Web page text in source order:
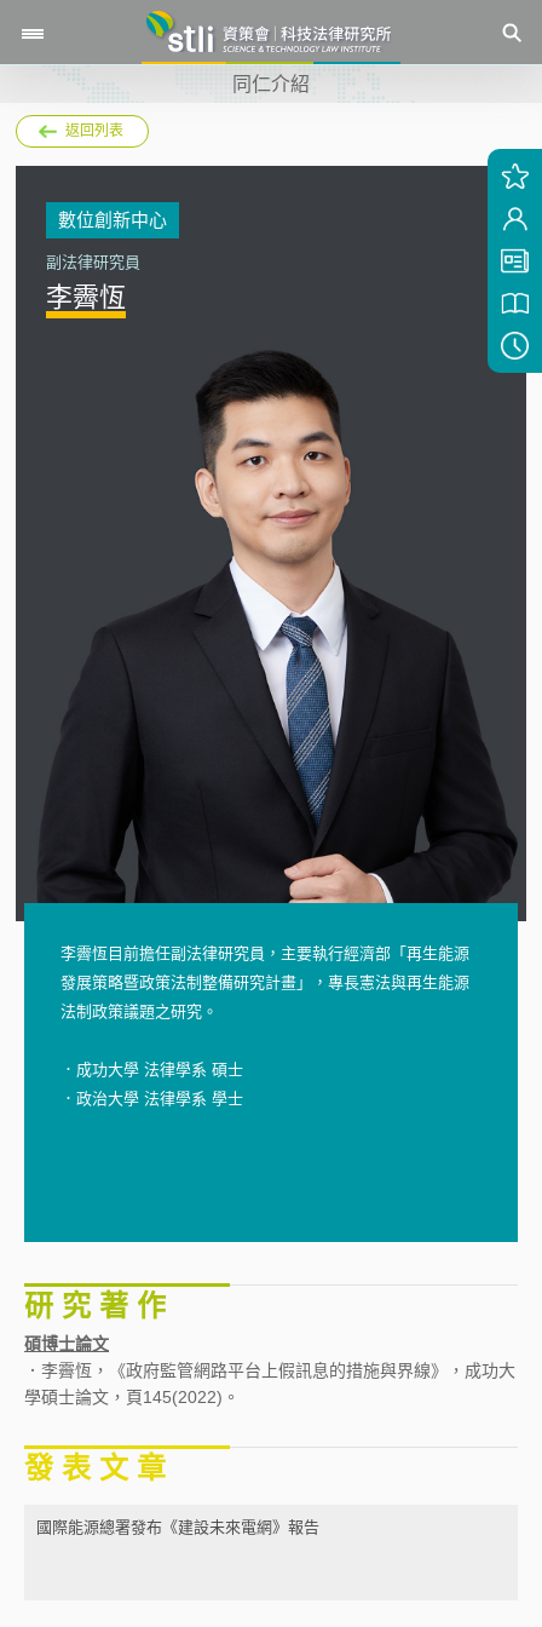
同仁介紹
返回列表
數位創新中心
副法律研究員
李霽恆
李霽恆目前擔任副法律研究員，主要執行經濟部「再生能源
發展策略暨政策法制整備研究計畫」，專長憲法與再生能源
法制政策議題之研究。
．成功大學 法律學系 碩士
．政治大學 法律學系 學士
研 究 著 作
碩博士論文
．李霽恆，《政府監管網路平台上假訊息的措施與界線》，成功大
學碩士論文，頁145(2022)。
發 表 文 章
國際能源總署發布《建設未來電網》報告